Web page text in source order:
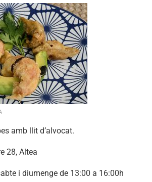
amb llit d’alvocat.
28, Altea
i diumenge de 13:00 a 16:00h